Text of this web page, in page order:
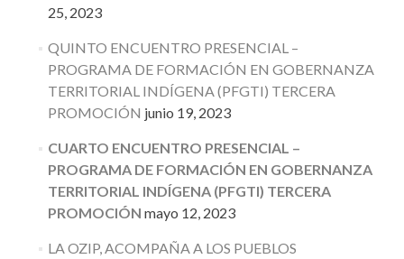
25, 2023
QUINTO ENCUENTRO PRESENCIAL –
PROGRAMA DE FORMACIÓN EN GOBERNANZA
TERRITORIAL INDÍGENA (PFGTI) TERCERA
PROMOCIÓN junio 19, 2023
CUARTO ENCUENTRO PRESENCIAL –
PROGRAMA DE FORMACIÓN EN GOBERNANZA
TERRITORIAL INDÍGENA (PFGTI) TERCERA
PROMOCIÓN mayo 12, 2023
LA OZIP, ACOMPAÑA A LOS PUEBLOS